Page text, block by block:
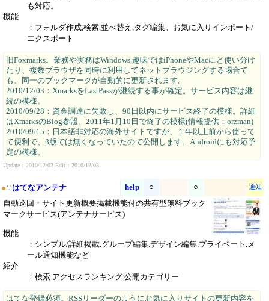
も対応。
機能
：フォルダ作成,検索,並べ替え,タグ編集。お気に入りインポート/
エクスポート
旧Foxmarks。業務や実務はWindows,趣味ではiPhoneやMacにと使い分け
たり、複数ブラウザを同時に利用してネットブラウジングする場合て
も、同一のブックマークが自動的に更新されます。
2010/12/03：XmarksをLastPassが継続する事が確定。サービス内容は継
続の模様。
2010/09/28：資金調達に失敗し、90日以内にサービス終了の模様。詳細
はXmarksのBlog参照。2011年1月10日で終了の模様(情報提供：orzman)
2010/09/15：日本語非対応の海外サイトですが、１年以上前から使って
て便利で、β版では無くなっていたので公開します。Androidにも対応予
定の模様。
Update：2010/12/03 Edit：2010/12/03
●∵はてなアンテナ help ○ ○ 通知
自動巡回・サイト更新概要掲載機能付の共有型無料ブック
マークサービス(アンテナサービス)
機能
：シンプル/詳細掲載.グループ編集.デザイン編集.プライベート.メ
ール通知機能など
紹介
：検索.アクセスランキング.公開カテゴリー
はてな登録必須。RSSリーダーのようにお気に入りサイトの更新内容を